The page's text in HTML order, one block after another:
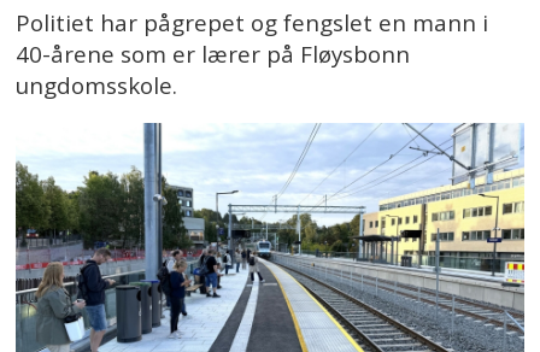
Politiet har pågrepet og fengslet en mann i
40-årene som er lærer på Fløysbonn
ungdomsskole.